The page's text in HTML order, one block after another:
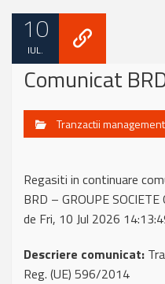
10
IUL.
Comunicat
Tranzactii management
Regasiti in continuare
BRD – GROUPE
de Fri, 10 Jul 2026
Descriere comunicat:
Reg. (UE) 596/2014